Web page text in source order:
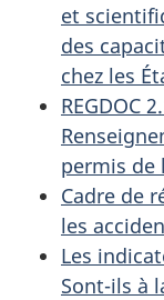
et
des
chez les
REGDOC
permis de
Cadre de
les
Les
Sont-ils à